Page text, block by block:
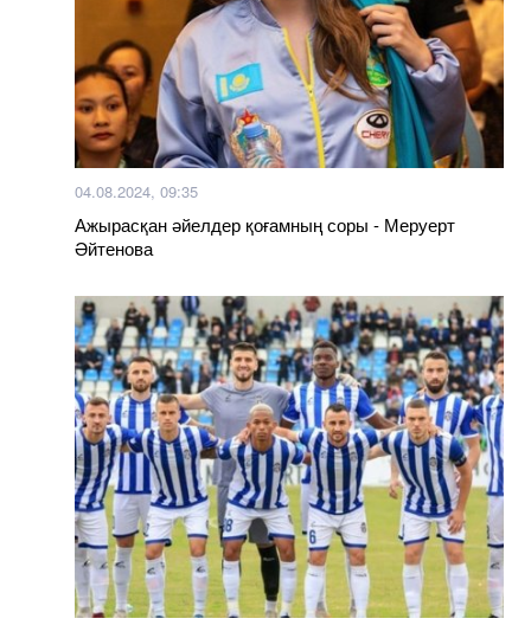
04.08.2024, 09:35
Ажырасқан әйелдер қоғамның соры - Меруерт
Әйтенова